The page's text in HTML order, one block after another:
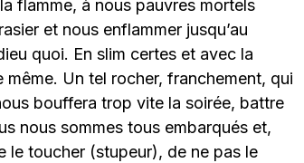
flamme, à nous pauvres mortels
et nous enflammer jusqu’au
quoi. En slim certes et avec la
Un tel rocher, franchement, qui
bouffera trop vite la soirée, battre
nous sommes tous embarqués et,
le toucher (stupeur), de ne pas le